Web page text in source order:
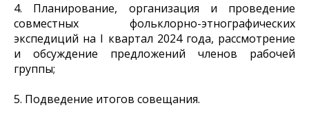
4. Планирование, организация и проведение
совместных фольклорно-этнографических
экспедиций на I квартал 2024 года, рассмотрение
и обсуждение предложений членов рабочей
группы;
5. Подведение итогов совещания.